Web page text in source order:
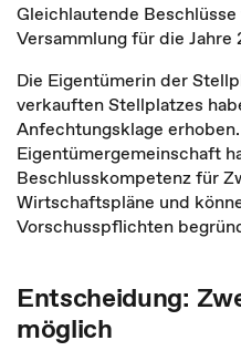
Gleichlautende
Versammlung für die Jahre
Die Eigentümerin der
verkauften Stellplatzes
Anfechtungsklage
Eigentümergemeinschaft
Beschlusskompetenz für
Wirtschaftspläne und
Vorschusspflichten
Entscheidung:
möglich